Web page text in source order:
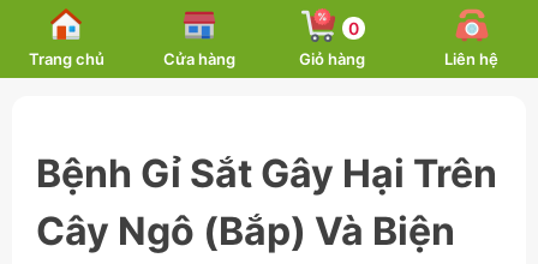
content
Trang chủ Cửa hàng
0
Giỏ hàng Liên hệ
Bệnh Gỉ Sắt Gây Hại Trên
Cây Ngô (Bắp) Và Biện